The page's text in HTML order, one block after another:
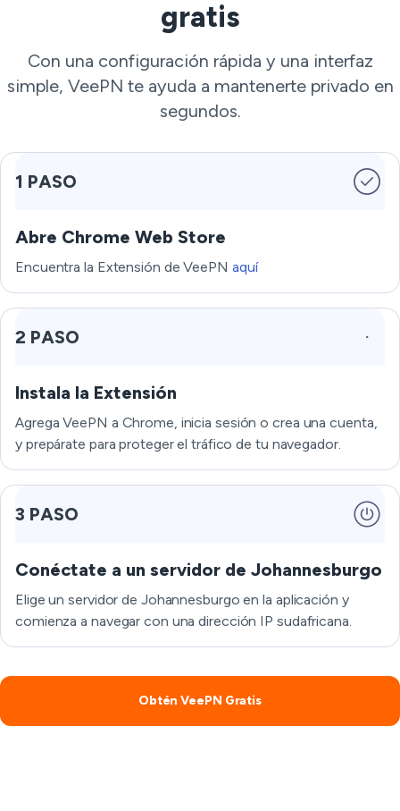
gratis
Con una configuración rápida y una interfaz
simple, VeePN te ayuda a mantenerte privado en
segundos.
1 PASO
Abre Chrome Web Store
Encuentra la Extensión de VeePN aquí
2 PASO
Instala la Extensión
Agrega VeePN a Chrome, inicia sesión o crea una cuenta,
y prepárate para proteger el tráfico de tu navegador.
3 PASO
Conéctate a un servidor de Johannesburgo
Elige un servidor de Johannesburgo en la aplicación y
comienza a navegar con una dirección IP sudafricana.
Obtén VeePN Gratis